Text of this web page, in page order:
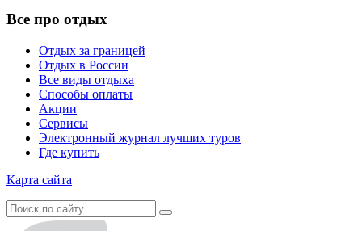
Все про отдых
Отдых за границей
Отдых в России
Все виды отдыха
Способы оплаты
Акции
Сервисы
Электронный журнал лучших туров
Где купить
Карта сайта